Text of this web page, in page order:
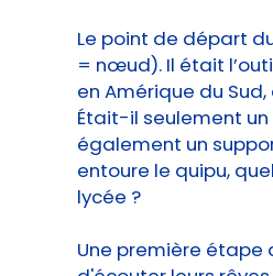
Le point de départ
= nœud). Il était
en Amérique du Sud,
Était-il seulement
également un
entoure le quipu,
lycée ?
Une première étape